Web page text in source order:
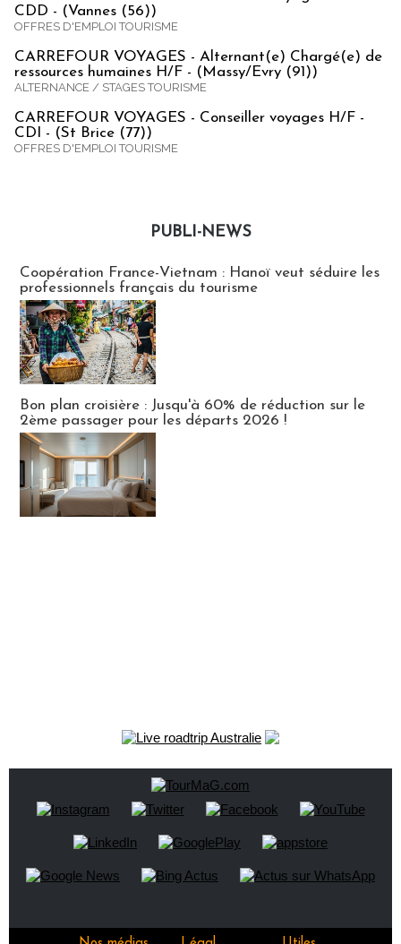
CDD - (Vannes (56))
OFFRES D'EMPLOI TOURISME
CARREFOUR VOYAGES - Alternant(e) Chargé(e) de
ressources humaines H/F - (Massy/Evry (91))
ALTERNANCE / STAGES TOURISME
CARREFOUR VOYAGES - Conseiller voyages H/F -
CDI - (St Brice (77))
OFFRES D'EMPLOI TOURISME
PUBLI-NEWS
Coopération France-Vietnam : Hanoï veut séduire les
professionnels français du tourisme
Bon plan croisière : Jusqu'à 60% de réduction sur le
2ème passager pour les départs 2026 !